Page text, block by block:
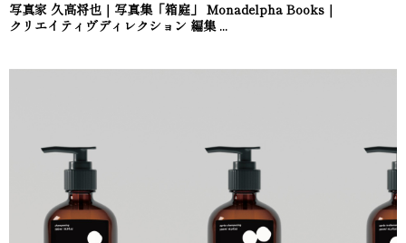
写真家 久高将也｜写真集「箱庭」 Monadelpha Books｜
クリエイティヴディレクション 編集 ...